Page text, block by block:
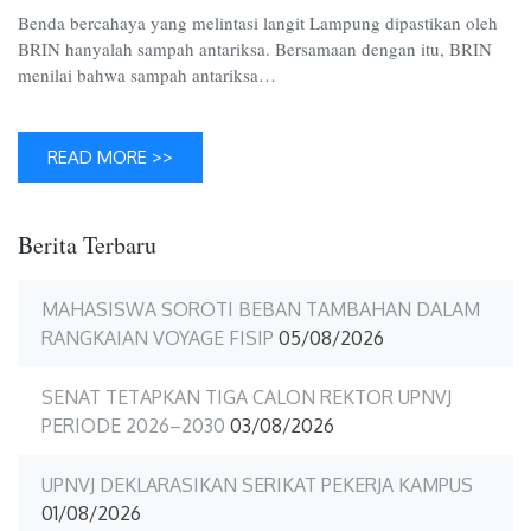
Benda bercahaya yang melintasi langit Lampung dipastikan oleh
BRIN hanyalah sampah antariksa. Bersamaan dengan itu, BRIN
menilai bahwa sampah antariksa…
READ MORE >>
Berita Terbaru
MAHASISWA SOROTI BEBAN TAMBAHAN DALAM
RANGKAIAN VOYAGE FISIP 05/08/2026
SENAT TETAPKAN TIGA CALON REKTOR UPNVJ
PERIODE 2026–2030 03/08/2026
UPNVJ DEKLARASIKAN SERIKAT PEKERJA KAMPUS
01/08/2026